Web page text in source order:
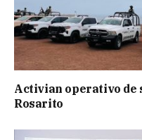
Activian operativo de
Rosarito